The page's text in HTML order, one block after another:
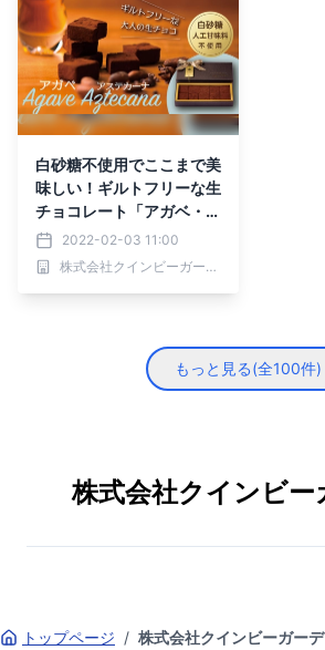
白砂糖不使用でここまで美
味しい！ギルトフリーな生
チョコレート「アガベ・ア
ステカーナ」発売5周年。
ビターチョコ好き必食のキ
レのある大人の甘みを味わ
2022-02-03 11:00
株式会社クインビーガーデン
もっと見る(全100件)
株式会社クインビー
トップページ / 株式会社クインビーガー